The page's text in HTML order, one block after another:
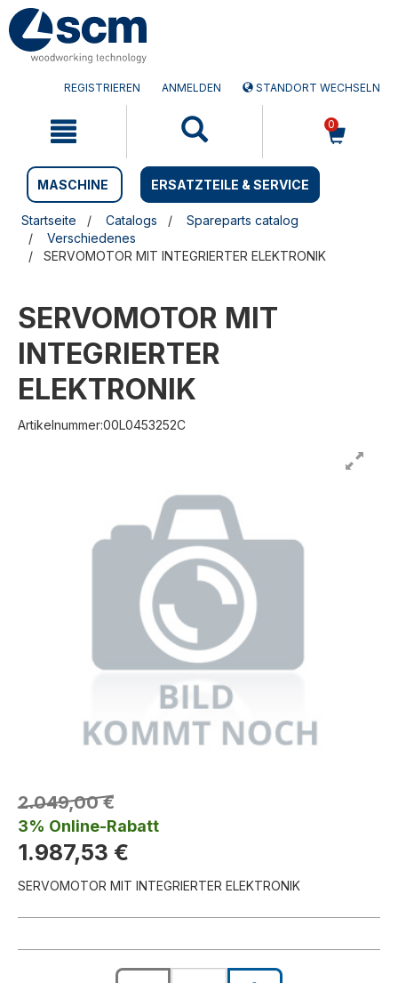
Zum
Inhalt
springen
Zum
Navigationsmen�
springen
REGISTRIEREN ANMELDEN STANDORT WECHSELN
0
MASCHINE ERSATZTEILE & SERVICE
Startseite Catalogs
Spareparts catalog
Verschiedenes
SERVOMOTOR MIT INTEGRIERTER ELEKTRONIK
SERVOMOTOR MIT
INTEGRIERTER
ELEKTRONIK
Artikelnummer:00L0453252C
2.049,00 €
3% Online-Rabatt
1.987,53 €
SERVOMOTOR MIT INTEGRIERTER ELEKTRONIK